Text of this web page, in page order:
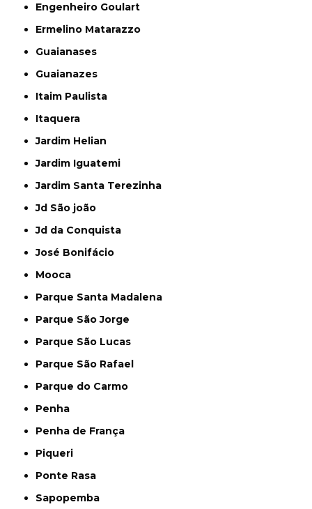
Engenheiro Goulart
Ermelino Matarazzo
Guaianases
Guaianazes
Itaim Paulista
Itaquera
Jardim Helian
Jardim Iguatemi
Jardim Santa Terezinha
Jd São joão
Jd da Conquista
José Bonifácio
Mooca
Parque Santa Madalena
Parque São Jorge
Parque São Lucas
Parque São Rafael
Parque do Carmo
Penha
Penha de França
Piqueri
Ponte Rasa
Sapopemba